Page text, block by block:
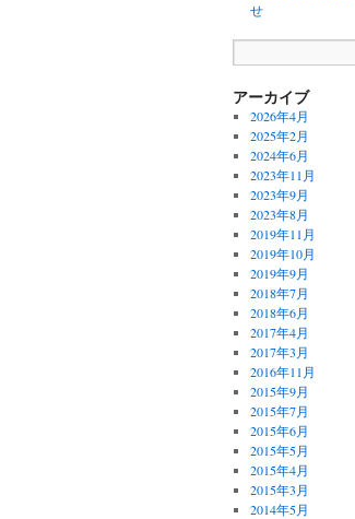
せ
アーカイブ
2026年4月
2025年2月
2024年6月
2023年11月
2023年9月
2023年8月
2019年11月
2019年10月
2019年9月
2018年7月
2018年6月
2017年4月
2017年3月
2016年11月
2015年9月
2015年7月
2015年6月
2015年5月
2015年4月
2015年3月
2014年5月